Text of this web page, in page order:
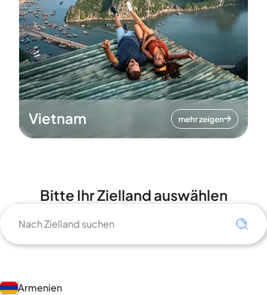
Vietnam mehr zeigen
Bitte Ihr Zielland auswählen
Armenien